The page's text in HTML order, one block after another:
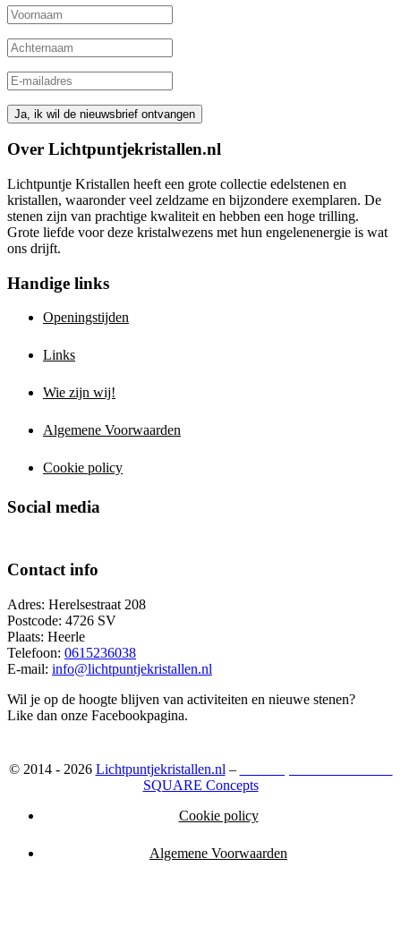
Over Lichtpuntjekristallen.nl
Lichtpuntje Kristallen heeft een grote collectie edelstenen en
kristallen, waaronder veel zeldzame en bijzondere exemplaren. De
stenen zijn van prachtige kwaliteit en hebben een hoge trilling.
Grote liefde voor deze kristalwezens met hun engelenenergie is wat
ons drijft.
Handige links
Openingstijden
Links
Wie zijn wij!
Algemene Voorwaarden
Cookie policy
Social media
Contact info
Adres: Herelsestraat 208
Postcode: 4726 SV
Plaats: Heerle
Telefoon: 0615236038
E-mail: info@lichtpuntjekristallen.nl
Wil je op de hoogte blijven van activiteiten en nieuwe stenen?
Like dan onze Facebookpagina.
© 2014 - 2026 Lichtpuntjekristallen.nl –
SQUARE Concepts
Cookie policy
Algemene Voorwaarden